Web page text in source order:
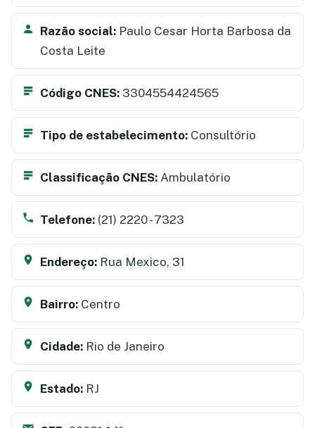
Razão social: Paulo Cesar Horta Barbosa da
Costa Leite
Código CNES: 3304554424565
Tipo de estabelecimento: Consultório
Classificação CNES: Ambulatório
Telefone: (21) 2220 - 7323
Endereço: Rua Mexico, 31
Bairro: Centro
Cidade: Rio de Janeiro
Estado: RJ